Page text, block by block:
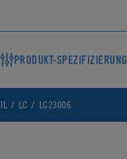
PRODUKT-SPEZIFIZIERUNG
LC LC23006